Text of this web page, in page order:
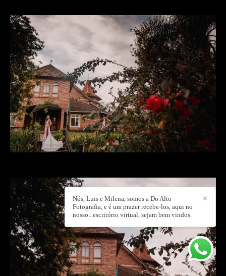
✕
Nós, Luis e Milena, somos a Do Alto
Fotografia, e é um prazer recebe-los, aqui no
nosso...escritório virtual, sejam bem vindos.